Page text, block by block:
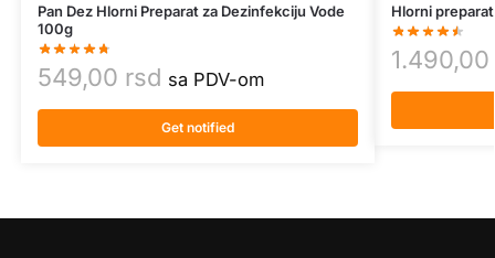
Pan Dez Hlorni Preparat za Dezinfekciju Vode
100g
549,00 rsd sa PDV-om
Get notified
Hlorni
1.490,00